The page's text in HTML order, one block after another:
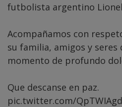
futbolista argentino
Acompañamos con
su familia, amigos y seres
momento de profundo
Que descanse en paz.
pic.twitter.com/